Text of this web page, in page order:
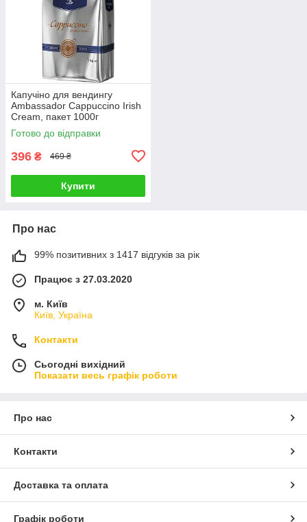
Капучіно для вендингу
Ambassador Cappuccino Irish
Cream, пакет 1000г
Готово до відправки
396 ₴ 469 ₴
Купити
Про нас
99% позитивних з 1417 відгуків за рік
Працює з 27.03.2020
м. Київ
Київ, Україна
Контакти
Сьогодні вихідний
Показати весь графік роботи
Про нас
Контакти
Доставка та оплата
Графік роботи